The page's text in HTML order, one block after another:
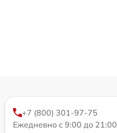
+7 (800) 301-97-75
Ежедневно с 9:00 до 21:00